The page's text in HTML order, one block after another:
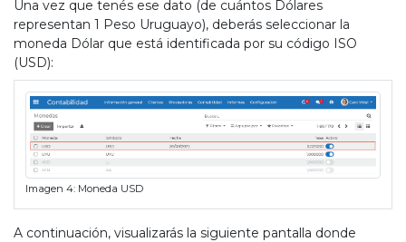
Una vez que tenés ese dato (de cuántos Dólares
representan 1 Peso Uruguayo), deberás seleccionar la
moneda Dólar que está identificada por su código ISO
(USD):
Imagen 4: Moneda USD
A continuación, visualizarás la siguiente pantalla donde